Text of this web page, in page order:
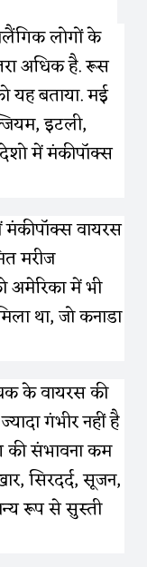
लोगों के
अधिक है. रूस
यह बताया. मई
इटली,
में मंकीपॉक्स
वायरस
मरीज
अमेरिका में भी
था, जो कनाडा
के वायरस की
गंभीर नहीं है
की संभावना कम
सिरदर्द, सूजन,
रूप से सुस्ती